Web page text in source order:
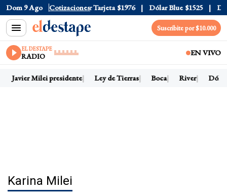
Dom 9 Ago Cotizaciones
$1520 Dólar Tarjeta $1976 Dólar Blue $1525 Dólar
Suscribite por $10.000
EL DESTAPE
RADIO EN VIVO
Javier Milei presidente Ley de Tierras Boca River Dólar
Karina Milei